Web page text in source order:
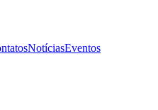
NotíciasEventos